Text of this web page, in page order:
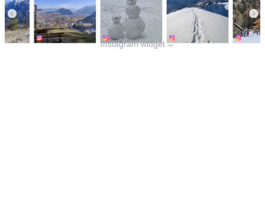
Instagram widget →